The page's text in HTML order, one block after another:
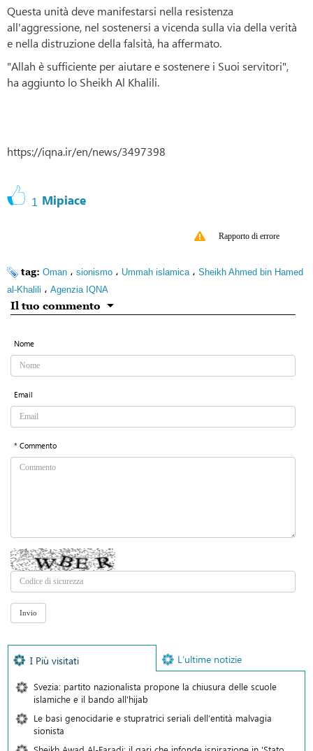
Questa unità deve manifestarsi nella resistenza
all'aggressione, nel sostenersi a vicenda sulla via della verità
e nella distruzione della falsità, ha affermato.
"Allah è sufficiente per aiutare e sostenere i Suoi servitori",
ha aggiunto lo Sheikh Al Khalili.
https://iqna.ir/en/news/3497398
1 Mipiace
Rapporto di errore
tag: Oman ، sionismo ، Ummah islamica ، Sheikh Ahmed bin Hamed
al-Khalili ، Agenzia IQNA
Il tuo commento
Nome
Email
* Commento
I Più visitati L’ultime notizie
Svezia: partito nazionalista propone la chiusura delle scuole
islamiche e il bando all'hijab
Le basi genocidarie e stupratrici seriali dell’entità malvagia
sionista